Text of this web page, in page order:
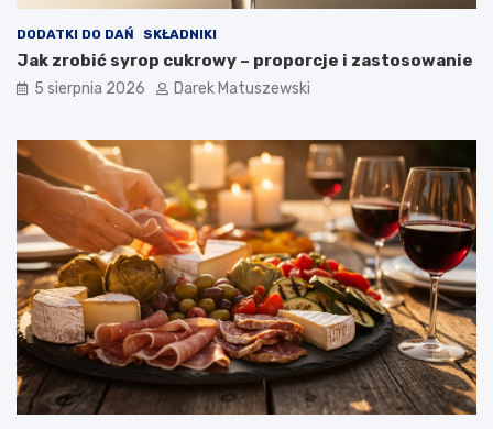
DODATKI DO DAŃ SKŁADNIKI
Jak zrobić syrop cukrowy – proporcje i zastosowanie
5 sierpnia 2026 Darek Matuszewski